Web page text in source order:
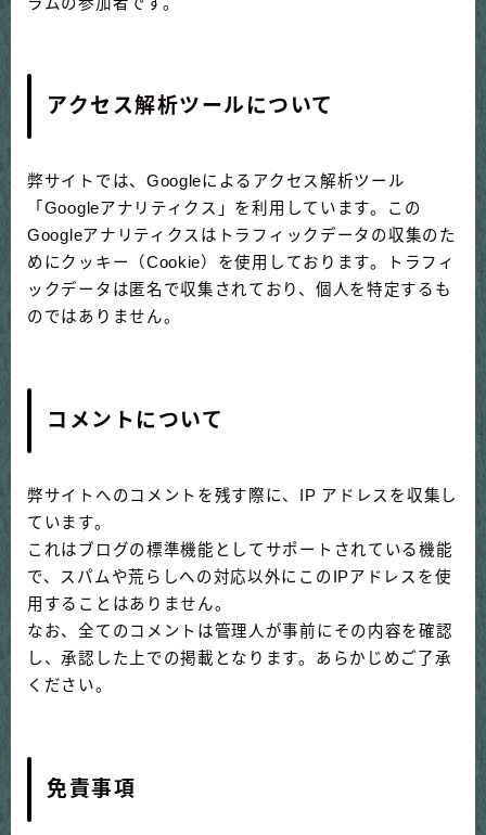
アクセス解析ツールについて
弊サイトでは、Googleによるアクセス解析ツール
「Googleアナリティクス」を利用しています。この
Googleアナリティクスはトラフィックデータの収集のた
めにクッキー（Cookie）を使用しております。トラフィ
ックデータは匿名で収集されており、個人を特定するも
のではありません。
コメントについて
弊サイトへのコメントを残す際に、IP アドレスを収集し
ています。
これはブログの標準機能としてサポートされている機能
で、スパムや荒らしへの対応以外にこのIPアドレスを使
用することはありません。
なお、全てのコメントは管理人が事前にその内容を確認
し、承認した上での掲載となります。あらかじめご了承
ください。
免責事項